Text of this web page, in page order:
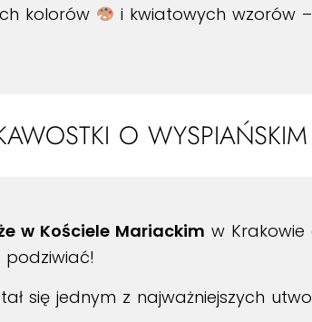
kolorów
i kwiatowych wzorów
O WYSPIAŃSKIM
w Kościele Mariackim w
podziwiać!
się jednym z najważniejszych